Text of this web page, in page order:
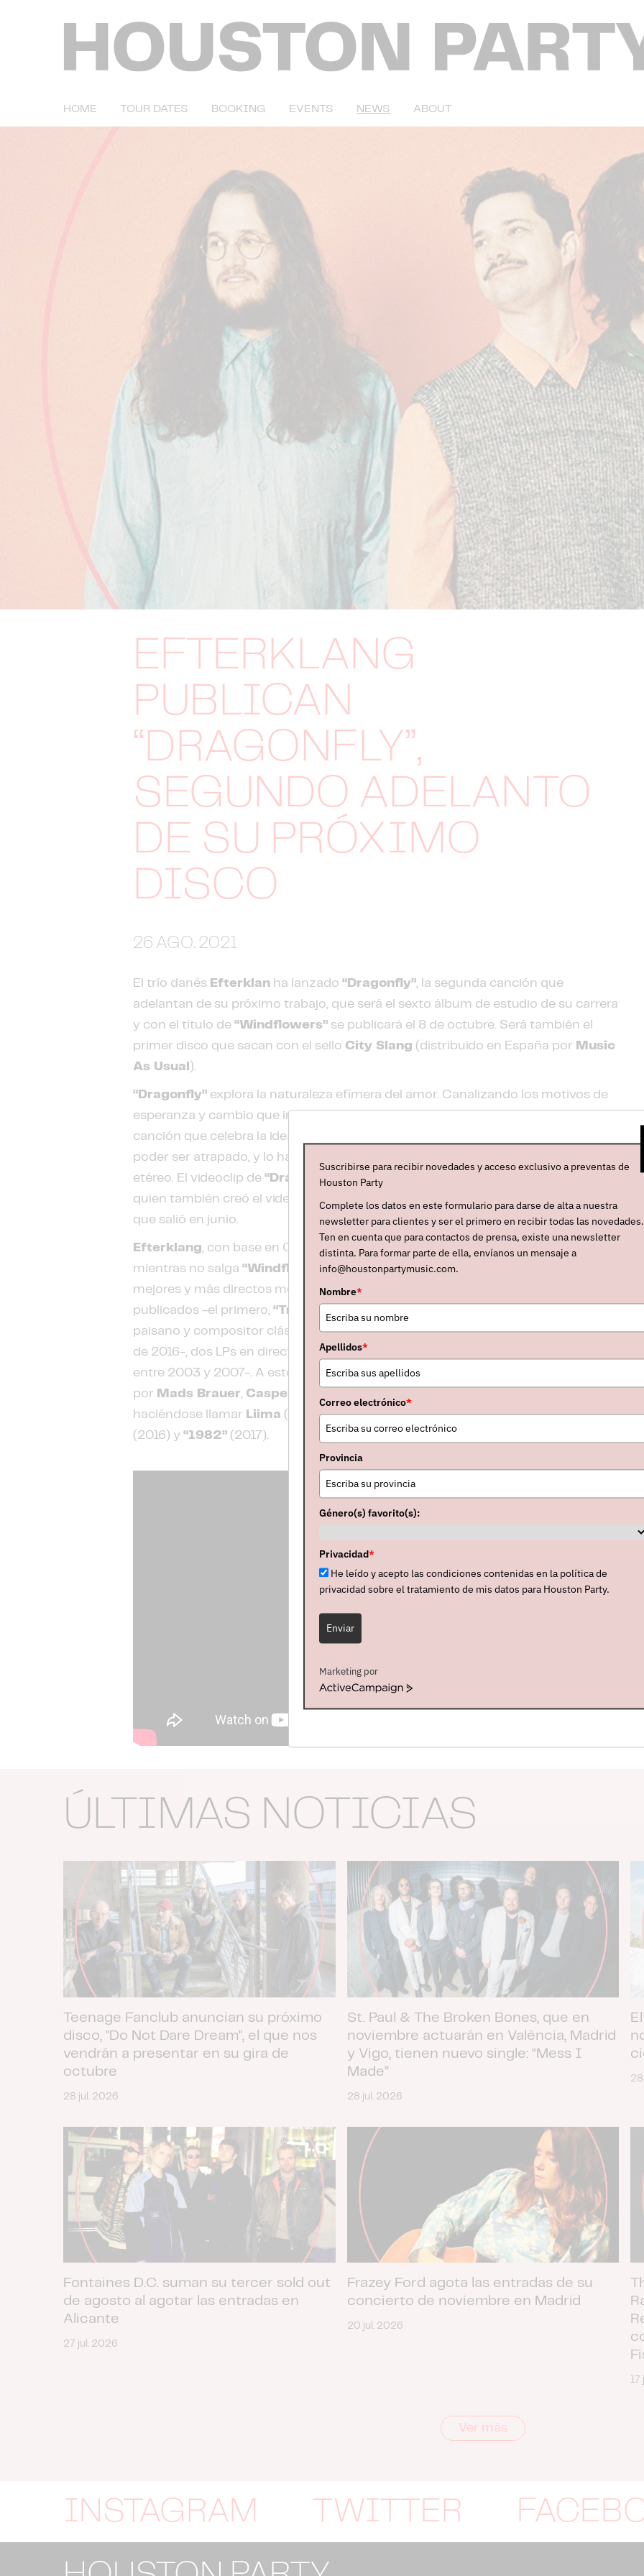
HOME TOUR DATES BOOKING EVENTS NEWS ABOUT
EFTERKLANG
PUBLICAN
“DRAGONFLY”,
SEGUNDO ADELANTO
DE SU PRÓXIMO
DISCO
26 AGO. 2021
El trío danés Efterklan ha lanzado“Dragonfly”, la segunda canción que
adelantan de su próximo trabajo, que será el sexto álbum de estudio de su carrera
y con el título de“Windflowers” se publicará el 8 de octubre. Será también el
primer disco que sacan con el sello City Slang (distribuido en España por Music
As Usual ).
“Dragonfly” explora la naturaleza efímera del amor. Canalizando los motivos de
esperanza y cambio que impregnan el resto de cortes de
canción que celebra la idea de que el amor está constantemente en el aire, sin
poder ser atrapado, y lo hace con un pop electrónico contagioso, destilado y
etéreo. El videoclip de“Dragonfly”lo ha dirigido
quien también creó el video del primer adelanto del disco,
“Living Other Lives”
que salió en junio.
Efterklang, con base en Copenhague, nacieron en 2001. Hasta el momento, y
mientras no salga“Windflowers”(donde vamos a encontrar algunos de sus
mejores y más directos momentos melódicos), tienen cinco álbumes de estudio
publicados -el primero,“Tripper”
paisano y compositor clásico
Karsten Fundal,“Leaves: The Colour Of Falling”,
de 2016-, dos LPs en directo -uno de 2009 y otro de 2013- y tres EPs -aparecidos
entre 2003 y 2007-. A esto hay que añadir los dos trabajos que el trío (formado
por Mads Brauer, Casper Clausen
haciéndose llamar Liima (y en colaboración con el bateríaTatu Rönkkö):“ii”
(2016) y“1982” (2017).
ÚLTIMAS NOTICIAS
Teenage Fanclub anuncian su próximo
disco, "Do Not Dare Dream", el que nos
vendrán a presentar en su gira de
octubre
28 jul. 2026
St. Paul & The Broken Bones, que en
noviembre actuarán en València, Madrid
y Vigo, tienen nuevo single: “Mess I
Made”
28 jul. 2026
Fontaines D.C. suman su tercer sold out
de agosto al agotar las entradas en
Alicante
27 jul. 2026
Frazey Ford agota las entradas de su
concierto de noviembre en Madrid
20 jul. 2026
17
Ver más
INSTAGRAM TWITTER
Suscribirse para recibir novedades y acceso exclusivo a preventas de
Houston Party
Complete los datos en este formulario para darse de alta a nuestra
newsletter para clientes y ser el primero en recibir todas las novedades.
Ten en cuenta que para contactos de prensa, existe una newsletter
distinta. Para formar parte de ella, envíanos un mensaje a
info@houstonpartymusic.com.
Nombre*
Apellidos*
Correo electrónico*
Provincia
Género(s) favorito(s):
Privacidad*
He leído y acepto las condiciones contenidas en la política de
privacidad sobre el tratamiento de mis datos para Houston Party.
Enviar
Marketing por
ActiveCampaign